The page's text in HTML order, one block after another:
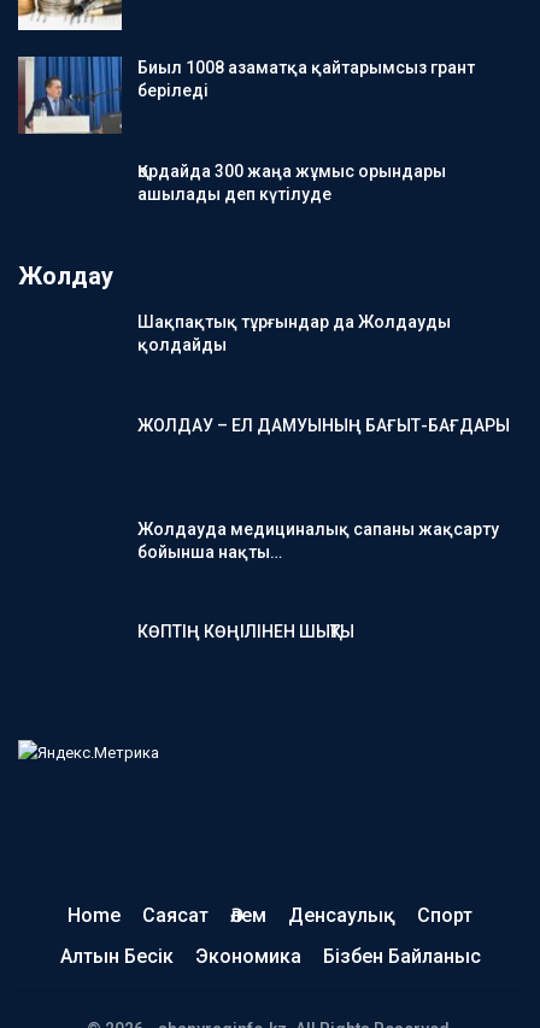
Биыл 1008 азаматқа қайтарымсыз грант
беріледі
Қордайда 300 жаңа жұмыс орындары
ашылады деп күтілуде
Жолдау
Шақпақтық тұрғындар да Жолдауды
қолдайды
ЖОЛДАУ – ЕЛ ДАМУЫНЫҢ БАҒЫТ-БАҒДАРЫ
Жолдауда медициналық сапаны жақсарту
бойынша нақты…
КӨПТІҢ КӨҢІЛІНЕН ШЫҚТЫ
Home Саясат Әлем Денсаулық
Спорт
Алтын Бесік
Экономика Бізбен Байланыс